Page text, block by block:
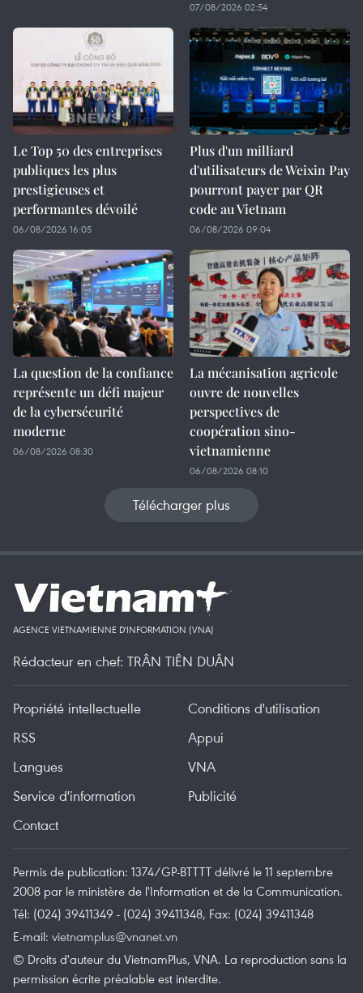
07/08/2026 02:54
Le Top 50 des entreprises
publiques les plus
prestigieuses et
performantes dévoilé
06/08/2026 16:05
Plus d'un milliard
d'utilisateurs de Weixin Pay
pourront payer par QR
code au Vietnam
06/08/2026 09:04
La question de la confiance
représente un défi majeur
de la cybersécurité
moderne
06/08/2026 08:30
La mécanisation agricole
ouvre de nouvelles
perspectives de
coopération sino-
vietnamienne
06/08/2026 08:10
Télécharger plus
AGENCE VIETNAMIENNE D'INFORMATION (VNA)
Rédacteur en chef: TRÂN TIÊN DUÂN
Propriété intellectuelle
Conditions d'utilisation
RSS
Appui
Langues
VNA
Service d'information
Publicité
Contact
Permis de publication: 1374/GP-BTTTT délivré le 11 septembre
2008 par le ministère de l'Information et de la Communication.
Tél: (024) 39411349 - (024) 39411348, Fax: (024) 39411348
E-mail: vietnamplus@vnanet.vn
© Droits d'auteur du VietnamPlus, VNA. La reproduction sans la
permission écrite préalable est interdite.